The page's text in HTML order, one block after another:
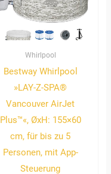
Whirlpool
Bestway Whirlpool
»LAY-Z-SPA®
Vancouver AirJet
Plus™«, ØxH: 155×60
cm, für bis zu 5
Personen, mit App-
Steuerung